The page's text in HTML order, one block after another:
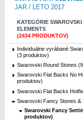
JAR / LETO 2017
KATEGÓRIE SWAROVSKI
ELEMENTS
(2434 PRODUKTOV)
Individuálne vyrábané
(3 produktov)
Swarovski Round Stones
Swarovski Flat Backs No
produktov)
Swarovski Flat Backs
Swarovski Fancy Stones &
Swarovski Fancy
produktov)